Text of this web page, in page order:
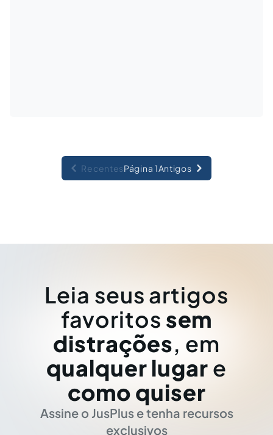
RecentesPágina 1Antigos
Leia seus artigos
favoritos sem
distrações, em
qualquer lugar e
como quiser
Assine o JusPlus e tenha recursos
exclusivos